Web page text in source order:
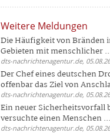
Weitere Meldungen
Die Häufigkeit von Bränden
Gebieten mit menschlicher
dts-nachrichtenagentur.de,
Der Chef eines deutschen
offenbar das Ziel von
dts-nachrichtenagentur.de,
Ein neuer Sicherheitsvorfall
versuchte einen Menschen ...
dts-nachrichtenagentur.de,